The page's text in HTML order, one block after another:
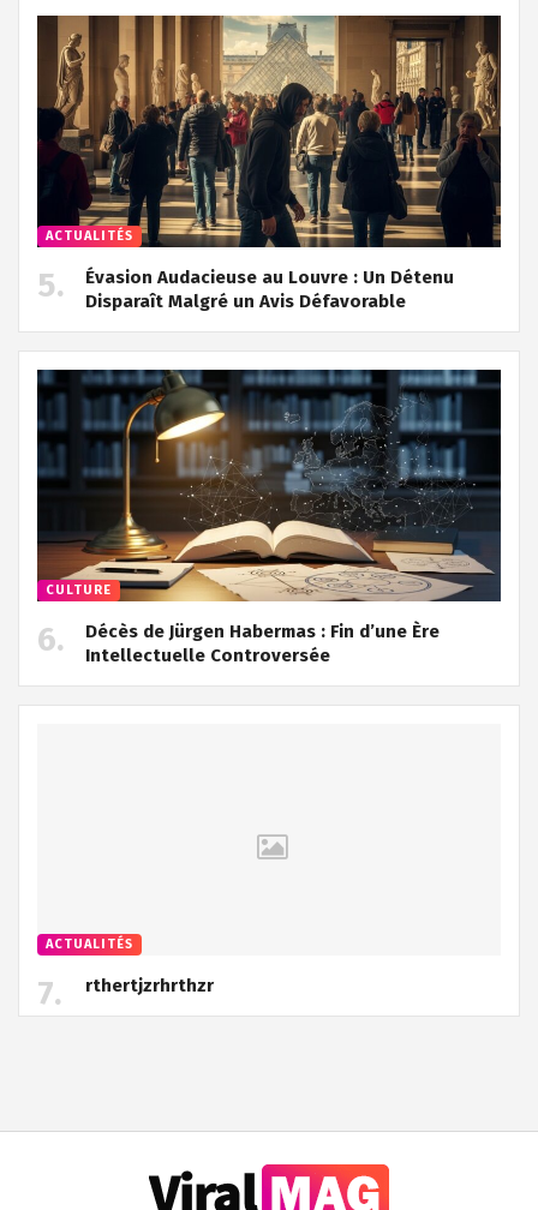
ACTUALITÉS
Évasion Audacieuse au Louvre : Un Détenu
Disparaît Malgré un Avis Défavorable
CULTURE
Décès de Jürgen Habermas : Fin d’une Ère
Intellectuelle Controversée
ACTUALITÉS
rthertjzrhrthzr